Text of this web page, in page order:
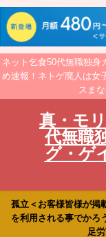
ネット乞食50代無職独身
め速報！ネトゲ廃人は女
スま
真・モ
代無職
グ・ゲ
孤立＜お客様皆様が掲
を利用される事でかろ
足